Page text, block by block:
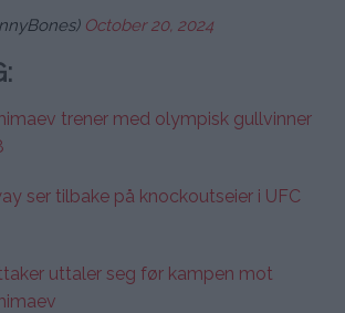
October 20, 2024
:
trener med olympisk gullvinner
ser tilbake på knockoutseier i UFC
uttaler seg før kampen mot